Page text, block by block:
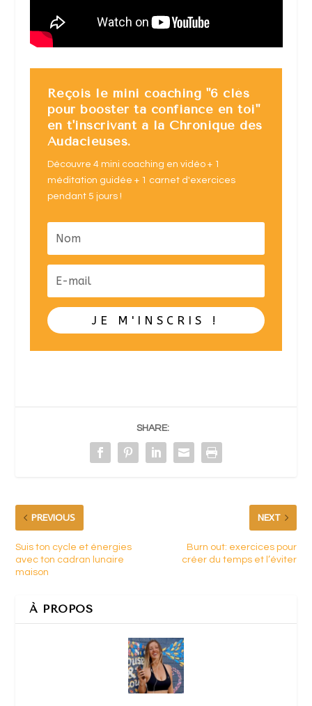
Reçois le mini coaching "6 clés
pour booster ta confiance en toi"
en t'inscrivant à la Chronique des
Audacieuses.
Découvre 4 mini coaching en vidéo + 1
méditation guidée + 1 carnet d'exercices
pendant 5 jours !
JE M'INSCRIS !
SHARE:
PREVIOUS
Suis ton cycle et énergies
avec ton cadran lunaire
maison
NEXT
Burn out: exercices pour
créer du temps et l’éviter
À PROPOS